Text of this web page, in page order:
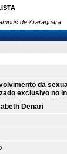
de Araraquara
da
exclusivo no
Denari